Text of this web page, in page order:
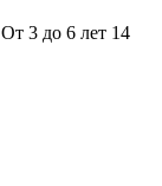
От 3 до 6 лет 14